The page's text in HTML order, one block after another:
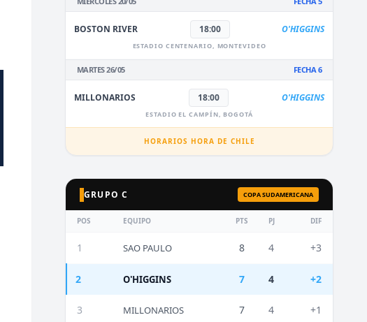
BOSTON RIVER 18:00 O'HIGGINS
ESTADIO CENTENARIO, MONTEVIDEO
MARTES 26/05 FECHA 6
MILLONARIOS 18:00 O'HIGGINS
ESTADIO EL CAMPÍN, BOGOTÁ
HORARIOS HORA DE CHILE
GRUPO C COPA SUDAMERICANA
POS EQUIPO PTS PJ DIF
1 SAO PAULO 8 4 +3
2 O'HIGGINS 7 4 +2
3 MILLONARIOS 7 4 +1